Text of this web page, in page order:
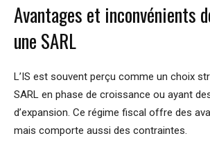
Avantages et inconvénients
une SARL
L’IS est souvent perçu comme un choix
SARL en phase de croissance ou ayant
d’expansion. Ce régime fiscal offre des
mais comporte aussi des contraintes.